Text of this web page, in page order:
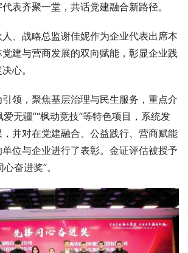
表齐聚一堂，共话党建融合新路径。
、战略总监谢佳妮作为企业代表出席本
建与营商发展的双向赋能，彰显企业践
心。
领，聚焦基层治理与民生服务，重点介
爱无疆”“枫动竞技”等特色项目，系统发
并对在党建融合、公益践行、营商赋能
位与企业进行了表彰。金证评估被授予
奋进奖”。